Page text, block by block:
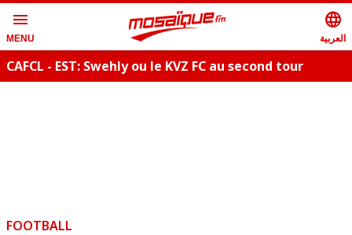
menu
MENU
language
العربية
CAFCL - EST: Swehly ou le KVZ FC au second tour
FOOTBALL